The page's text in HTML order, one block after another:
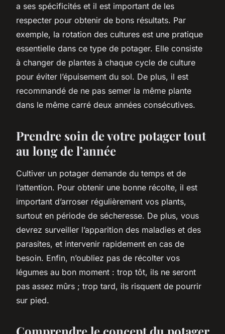
a ses spécificités et il est important de les
respecter pour obtenir de bons résultats. Par
exemple, la rotation des cultures est une pratique
essentielle dans ce type de potager. Elle consiste
à changer de plantes à chaque cycle de culture
pour éviter l’épuisement du sol. De plus, il est
recommandé de ne pas semer la même plante
dans le même carré deux années consécutives.
Prendre soin de votre potager tout
au long de l’année
Cultiver un potager demande du temps et de
l’attention. Pour obtenir une bonne récolte, il est
important d’arroser régulièrement vos plants,
surtout en période de sécheresse. De plus, vous
devrez surveiller l’apparition des maladies et des
parasites, et intervenir rapidement en cas de
besoin. Enfin, n’oubliez pas de récolter vos
légumes au bon moment : trop tôt, ils ne seront
pas assez mûrs ; trop tard, ils risquent de pourrir
sur pied.